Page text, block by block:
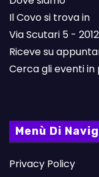
Il Covo si trova in
Via Scutari 5 -
Riceve su
Cerca gli eventi
Menù Di
Privacy Policy